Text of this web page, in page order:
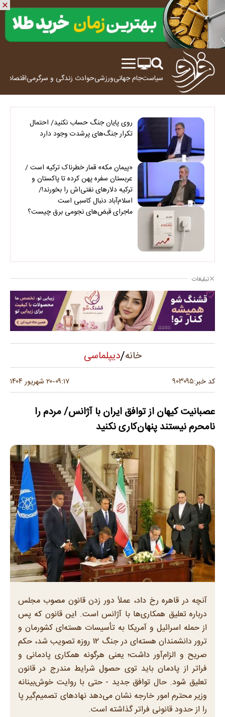
سیاستجام جهانیورزشیحوادث زندگی و سرگرمیاقتصاد
روی پایان جنگ حساب نکنید/ احتمال
تکرار جنگ‌های پرشدت وجود دارد
«پیمان مکه» قمار خطرناک ترکیه است /
عربستان سفره پهن کرده تا پاکستان و
ترکیه دلارهای نفتی‌اش را بخورند!/
اسلام‌آباد دنبال کاسبی است
ماجرای قبض‌های نجومی برق چیست؟
تبلیغات
خانه/دیپلماسی
کد خبر:۹۰۳۰۹۵ ۰۹:۱۷-۲۰ شهریور ۱۴۰۴
عصبانیت کیهان از توافق ایران با آژانس/ مردم را
نامحرم نیستند پنهان‌کاری نکنید
آنچه در قاهره رخ داد، عملاً دور زدن قانون مصوب مجلس
درباره تعلیق همکاری‌ها با آژانس است. این قانون که پس
از حمله اسرائیل و آمریکا به تأسیسات هسته‌ای کشورمان و
ترور دانشمندان هسته‌ای در جنگ ‍۱۲ روزه تصویب شد، حکم
صریح و الزام‌آور داشت؛ یعنی هرگونه همکاری پادمانی و
فراتر از پادمان باید توی حصول شرایط مندرج در قانون
تعلیق شود. حال توافق جدید - حتی با روایت خوش‌بینانه
وزیر محترم امور خارجه نشان می‌دهد نهادهای تصمیم‌گیر پا
را از حدود قانونی فراتر گذاشته است.